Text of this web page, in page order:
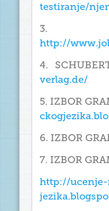
testiranje/
3.
http://
4.
verlag.de/
5. IZBOR
6. IZBOR
7. IZBOR
http://